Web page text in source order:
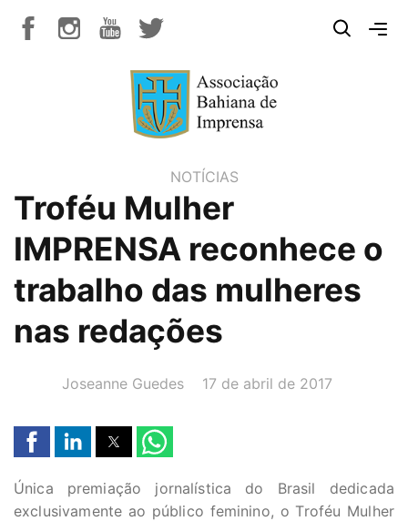
NOTÍCIAS
Troféu Mulher
IMPRENSA reconhece o
trabalho das mulheres
nas redações
AUTOR(A):
Joseanne Guedes DATA:
17 de abril de 2017
Única premiação jornalística do Brasil dedicada
exclusivamente ao público feminino, o Troféu Mulher